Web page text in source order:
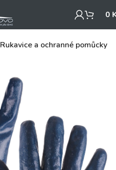
0
Rukavice a ochranné pomůcky